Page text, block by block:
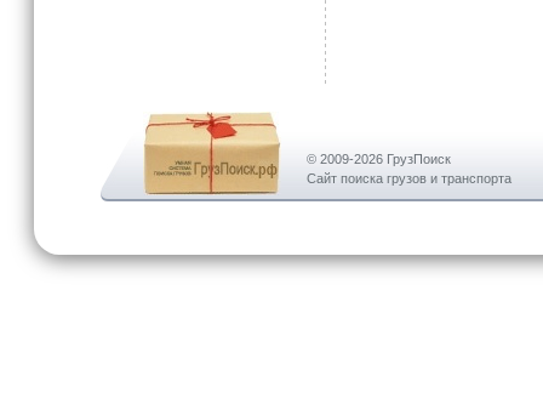
© 2009-2026 ГрузПоиск
Сайт поиска грузов и транспорта